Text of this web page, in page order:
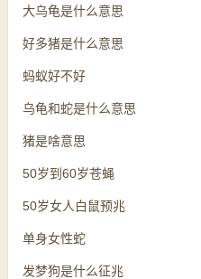
大乌龟是什么意思
好多猪是什么意思
蚂蚁好不好
乌龟和蛇是什么意思
猪是啥意思
50岁到60岁苍蝇
50岁女人白鼠预兆
单身女性蛇
发梦狗是什么征兆